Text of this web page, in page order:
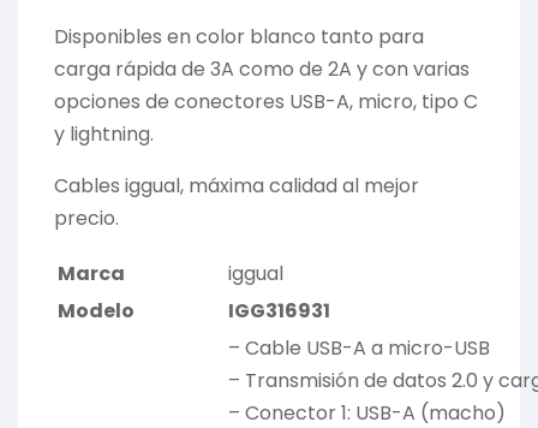
Disponibles en color blanco tanto para
carga rápida de 3A como de 2A y con varias
opciones de conectores USB-A, micro, tipo C
y lightning.
Cables iggual, máxima calidad al mejor
precio.
Marca
iggual
Modelo
IGG316931
– Cable USB-A a micro-USB
– Transmisión de datos 2.0 y
– Conector 1: USB-A (macho)